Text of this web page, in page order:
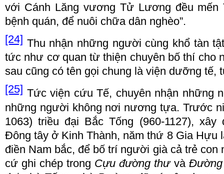
với Cánh Lăng vương Tử Lương đều mến
bệnh quán, để nuôi chữa dân nghèo”.
[24] Thu nhận những người cùng khổ tàn tậ
tức như cơquan từ thiện chuyên bốthí cho
sau cũng có tên gọi chung l àviện dưỡng tế, t
[25] Tức viện cứu Tế, chuyên nhận những
những người không nơi nương tựa. Trước ni
1063) triều đại Bắc Tống (960-1127), xây
Đông tây ở Kinh Thành, năm thứ 8 Gia Hựu l
điền Nam bắc, để bố trí người giàcảtrẻcon
cứ ghi chép trong Cựuđường thưvà Đườ